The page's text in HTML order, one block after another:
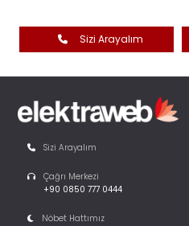
Sizi Arayalım
Sizi Arayalım
Çağrı Merkezi
+90 0850 777 0444
Nöbet Hattımız